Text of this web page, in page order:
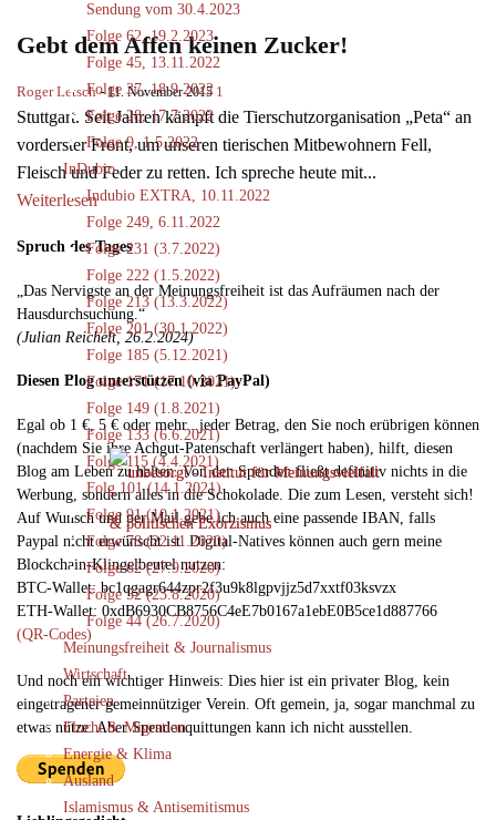
Sendung vom 30.4.2023
Folge 62, 19.2.2023
Folge 45, 13.11.2022
Folge 37, 18.9.2022
Folge 28, 17.7.2022
Folge 9, 1.5.2022
InDubio
Indubio EXTRA, 10.11.2022
Folge 249, 6.11.2022
Folge 231 (3.7.2022)
Folge 222 (1.5.2022)
Folge 213 (13.3.2022)
Folge 201 (30.1.2022)
Folge 185 (5.12.2021)
Folge 171 (17.10.2021)
Folge 149 (1.8.2021)
Folge 133 (6.6.2021)
Folge 115 (4.4.2021)
Folg 101 (14.1.2021)
Folge 91 (10.1.2021)
Folge 78 (22.11.2020)
Folge 62 (27.9.2020)
Folge 52 (23.8.2020)
Folge 44 (26.7.2020)
Meinungsfreiheit & Journalismus
Wirtschaft
Parteien
Flucht & Migration
Energie & Klima
Ausland
Islamismus & Antisemitismus
Gebt dem Affen keinen Zucker!
Roger Letsch - 11. November 2015 1
Stuttgart. Seit Jahren kämpft die Tierschutzorganisation „Peta“ an
vorderster Front, um unseren tierischen Mitbewohnern Fell,
Fleisch und Feder zu retten. Ich spreche heute mit...
Weiterlesen
Spruch des Tages
„Das Nervigste an der Meinungsfreiheit ist das Aufräumen nach der
Hausdurchsuchung.“
(Julian Reichelt, 26.2.2024)
Diesen Blog unterstützen (via PayPal)
Egal ob 1 €, 5 € oder mehr...jeder Betrag, den Sie noch erübrigen können
(nachdem Sie ihre Achgut-Patenschaft verlängert haben), hilft, diesen
Blog am Leben zu halten. Von den Spenden fließt definitiv nichts in die
Werbung, sondern alles in die Schokolade. Die zum Lesen, versteht sich!
Auf Wunsch und per Mail gebe ich auch eine passende IBAN, falls
Paypal nicht erwünscht ist. Digital-Natives können auch gern meine
Blockchain-Klingelbeutel nutzen:
BTC-Wallet: bc1qgagr644zpr2f3u9k8lgpvjjz5d7xxtf03ksvzx
ETH-Wallet: 0xdB6930CB8756C4eE7b0167a1ebE0B5ce1d887766
(QR-Codes)
Und noch ein wichtiger Hinweis: Dies hier ist ein privater Blog, kein
eingetragener gemeinnütziger Verein. Oft gemein, ja, sogar manchmal zu
etwas nütze. Aber Spendenquittungen kann ich nicht ausstellen.